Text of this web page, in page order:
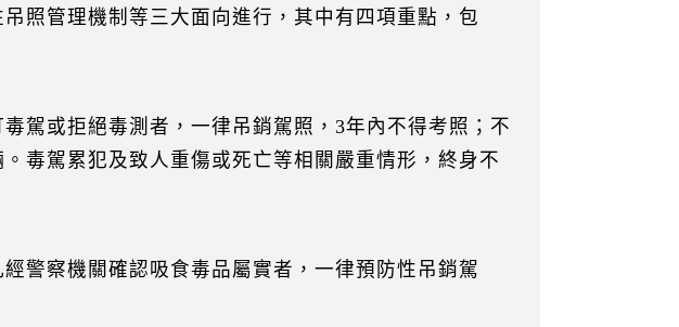
照管理機制等三大面向進行，其中有四項重點，包
駕或拒絕毒測者，一律吊銷駕照，3年內不得考照；不
毒駕累犯及致人重傷或死亡等相關嚴重情形，終身不
警察機關確認吸食毒品屬實者，一律預防性吊銷駕